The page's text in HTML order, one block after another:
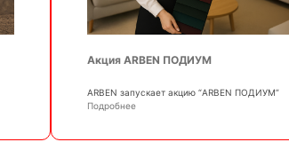
Акция ARBEN ПОДИУМ
АRBEN запускает акцию “ARBEN ПОДИУМ”
Подробнее